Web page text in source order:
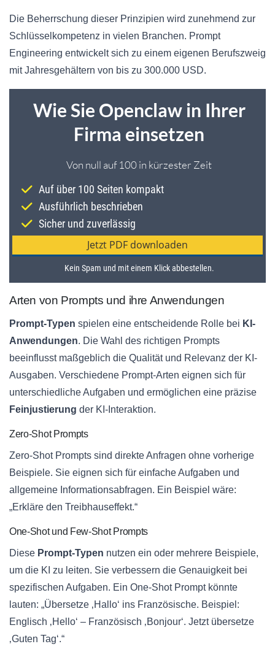
Die Beherrschung dieser Prinzipien wird zunehmend zur
Schlüsselkompetenz in vielen Branchen. Prompt
Engineering entwickelt sich zu einem eigenen Berufszweig
mit Jahresgehältern von bis zu 300.000 USD.
Arten von Prompts und ihre Anwendungen
Prompt-Typen spielen eine entscheidende Rolle bei KI-
Anwendungen. Die Wahl des richtigen Prompts
beeinflusst maßgeblich die Qualität und Relevanz der KI-
Ausgaben. Verschiedene Prompt-Arten eignen sich für
unterschiedliche Aufgaben und ermöglichen eine präzise
Feinjustierung der KI-Interaktion.
Zero-Shot Prompts
Zero-Shot Prompts sind direkte Anfragen ohne vorherige
Beispiele. Sie eignen sich für einfache Aufgaben und
allgemeine Informationsabfragen. Ein Beispiel wäre:
„Erkläre den Treibhauseffekt.“
One-Shot und Few-Shot Prompts
Diese Prompt-Typen nutzen ein oder mehrere Beispiele,
um die KI zu leiten. Sie verbessern die Genauigkeit bei
spezifischen Aufgaben. Ein One-Shot Prompt könnte
lauten: „Übersetze ‚Hallo‘ ins Französische. Beispiel:
Englisch ‚Hello‘ – Französisch ‚Bonjour‘. Jetzt übersetze
‚Guten Tag‘.“